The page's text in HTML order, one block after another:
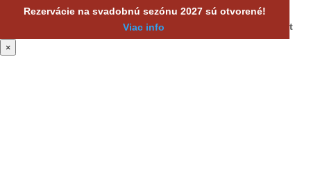
Svadobná galéria O nás Kontakt
Rezervácie na svadobnú sezónu 2027 sú otvorené!
Viac info
×